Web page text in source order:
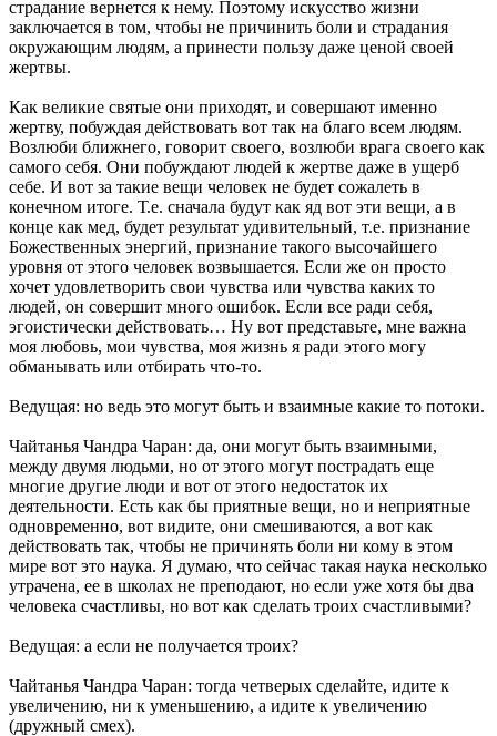
страдание вернется к нему. Поэтому искусство жизни
заключается в том, чтобы не причинить боли и страдания
окружающим людям, а принести пользу даже ценой своей
жертвы.
Как великие святые они приходят, и совершают именно
жертву, побуждая действовать вот так на благо всем людям.
Возлюби ближнего, говорит своего, возлюби врага своего как
самого себя. Они побуждают людей к жертве даже в ущерб
себе. И вот за такие вещи человек не будет сожалеть в
конечном итоге. Т.е. сначала будут как яд вот эти вещи, а в
конце как мед, будет результат удивительный, т.е. признание
Божественных энергий, признание такого высочайшего
уровня от этого человек возвышается. Если же он просто
хочет удовлетворить свои чувства или чувства каких то
людей, он совершит много ошибок. Если все ради себя,
эгоистически действовать… Ну вот представьте, мне важна
моя любовь, мои чувства, моя жизнь я ради этого могу
обманывать или отбирать что-то.
Ведущая: но ведь это могут быть и взаимные какие то потоки.
Чайтанья Чандра Чаран: да, они могут быть взаимными,
между двумя людьми, но от этого могут пострадать еще
многие другие люди и вот от этого недостаток их
деятельности. Есть как бы приятные вещи, но и неприятные
одновременно, вот видите, они смешиваются, а вот как
действовать так, чтобы не причинять боли ни кому в этом
мире вот это наука. Я думаю, что сейчас такая наука несколько
утрачена, ее в школах не преподают, но если уже хотя бы два
человека счастливы, но вот как сделать троих счастливыми?
Ведущая: а если не получается троих?
Чайтанья Чандра Чаран: тогда четверых сделайте, идите к
увеличению, ни к уменьшению, а идите к увеличению
(дружный смех).